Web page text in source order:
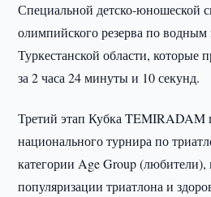
Специальной детско-юношеской
олимпийского резерва по водным
Туркестанской области, которые
за 2 часа 24 минуты и 10 секунд.
Третий этап Кубка TEMIRADAM
национального турнира по
категории Age Group
популяризации триатлона и